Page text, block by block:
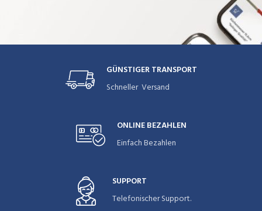
GÜNSTIGER TRANSPORT
Schneller Versand
ONLINE BEZAHLEN
Einfach Bezahlen
SUPPORT
Telefonischer Support.